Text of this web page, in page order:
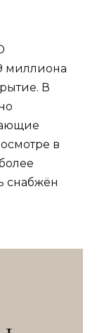
миллиона
В
в
снабжён